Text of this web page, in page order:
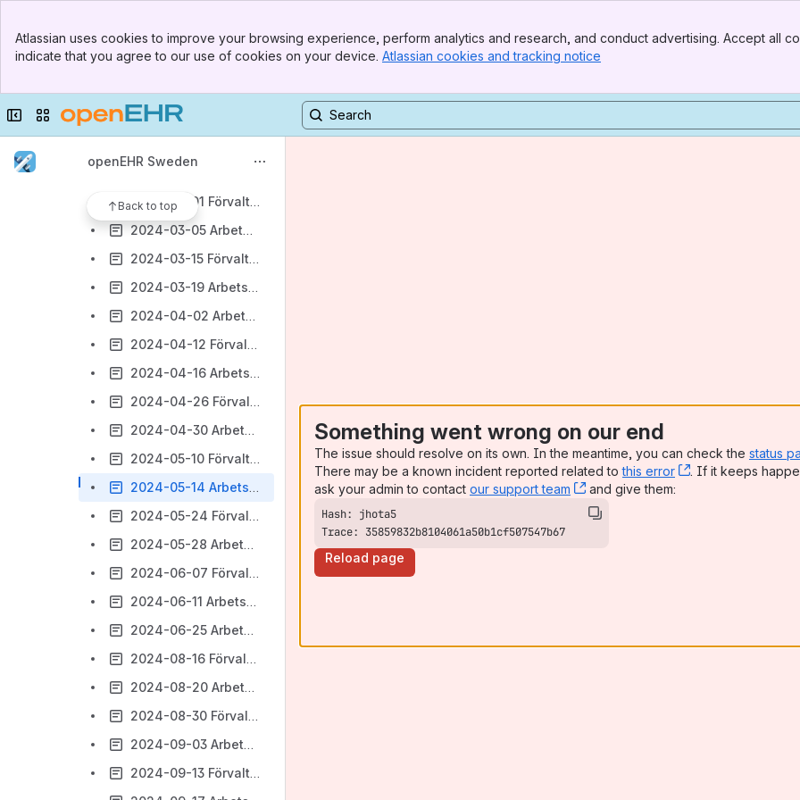
Top Bar
Sidebar
Atlassian uses cookies to improve your browsing experience, perform analytics and research, and conduct advertising. Accept all
indicate that you agree to our use of cookies on your device. Atlassian cookies and tracking notice
Collapse sidebar
Switch sites or apps
openEHR Sweden
Back to top
2024-01-19 Förvaltningsmöte
2024-01-23 Arbetsmöte
2024-03-01 Förvaltningsmöte
2024-03-05 Arbetmöste
2024-03-15 Förvaltningsmöte
2024-03-19 Arbetsmöte
2024-04-02 Arbetsmöte
2024-04-12 Förvaltningsmöte
2024-04-16 Arbetsmöte
2024-04-26 Förvaltningsmöte
2024-04-30 Arbetsmöte
2024-05-10 Förvaltningsmöte
2024-05-14 Arbetsmöte
2024-05-24 Förvaltningsmöte
2024-05-28 Arbetsmöte
2024-06-07 Förvaltningsmöte
2024-06-11 Arbetsmöte
2024-06-25 Arbetsmöte
2024-08-16 Förvaltningsmöte
2024-08-20 Arbetsmöte
2024-08-30 Förvaltningsmöte
2024-09-03 Arbetsmöte
2024-09-13 Förvaltningsmöte
Something went wrong on our end
The issue should resolve on its own. In the meantime, you can check the status
There may be a known incident reported related tothis error , (opens new
. If it keeps
ask your admin to contact our support team , (opens new window)
and give them:
Trace: 35859832b8104061a50b1cf507547b67
Reload page